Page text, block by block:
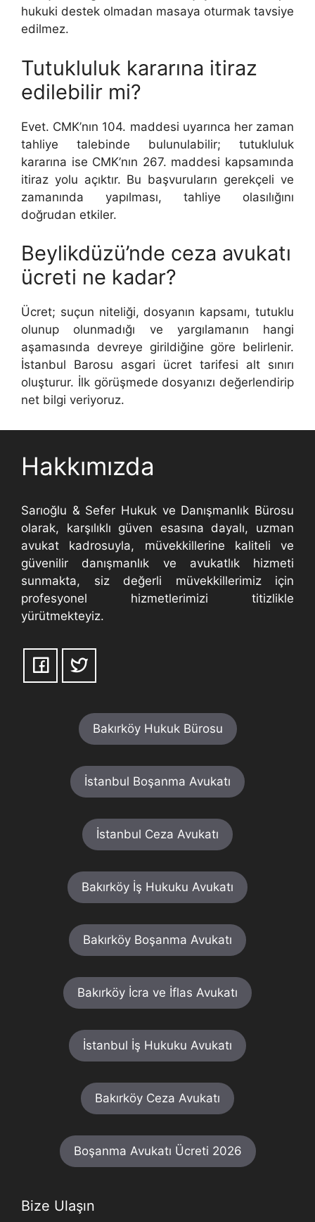
hukuki destek olmadan masaya oturmak tavsiye
edilmez.
Tutukluluk kararına itiraz
edilebilir mi?
Evet. CMK’nın 104. maddesi uyarınca her zaman
tahliye talebinde bulunulabilir; tutukluluk
kararına ise CMK’nın 267. maddesi kapsamında
itiraz yolu açıktır. Bu başvuruların gerekçeli ve
zamanında yapılması, tahliye olasılığını
doğrudan etkiler.
Beylikdüzü’nde ceza avukatı
ücreti ne kadar?
Ücret; suçun niteliği, dosyanın kapsamı, tutuklu
olunup olunmadığı ve yargılamanın hangi
aşamasında devreye girildiğine göre belirlenir.
İstanbul Barosu asgari ücret tarifesi alt sınırı
oluşturur. İlk görüşmede dosyanızı değerlendirip
net bilgi veriyoruz.
Hakkımızda
Sarıoğlu & Sefer Hukuk ve Danışmanlık Bürosu
olarak, karşılıklı güven esasına dayalı, uzman
avukat kadrosuyla, müvekkillerine kaliteli ve
güvenilir danışmanlık ve avukatlık hizmeti
sunmakta, siz değerli müvekkillerimiz için
profesyonel hizmetlerimizi titizlikle
yürütmekteyiz.
Bakırköy Hukuk Bürosu
İstanbul Boşanma Avukatı
İstanbul Ceza Avukatı
Bakırköy İş Hukuku Avukatı
Bakırköy Boşanma Avukatı
Bakırköy İcra ve İflas Avukatı
İstanbul İş Hukuku Avukatı
Bakırköy Ceza Avukatı
Boşanma Avukatı Ücreti 2026
Bize Ulaşın